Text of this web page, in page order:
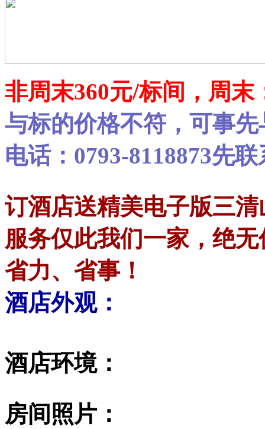
非周末360元/标间，周末
与标的价格不符，可事
电话：0793-8118873先
订酒店送精美电子版三
服务仅此我们一家，绝
省力、省事！
酒店外观：
酒店环境：
房间照片：